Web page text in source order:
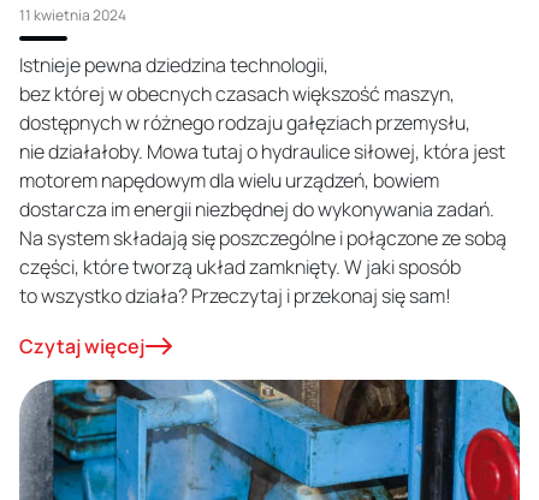
11 kwietnia 2024
Istnieje pewna dziedzina technologii,
bez której w obecnych czasach większość maszyn,
dostępnych w różnego rodzaju gałęziach przemysłu,
nie działałoby. Mowa tutaj o hydraulice siłowej, która jest
motorem napędowym dla wielu urządzeń, bowiem
dostarcza im energii niezbędnej do wykonywania zadań.
Na system składają się poszczególne i połączone ze sobą
części, które tworzą układ zamknięty. W jaki sposób
to wszystko działa? Przeczytaj i przekonaj się sam!
Czytaj więcej